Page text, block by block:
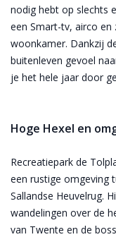
nodig hebt op slechts
een Smart-tv, airco en
woonkamer. Dankzij
buitenleven gevoel
je het hele jaar door
Hoge Hexel en
Recreatiepark de
een rustige omgeving
Sallandse Heuvelrug.
wandelingen over de
van Twente en de